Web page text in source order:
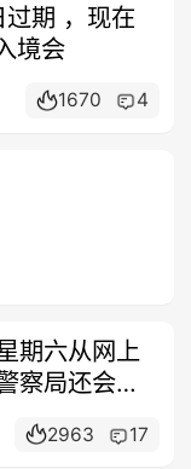
期 ，现在
境会
1670 4
期六从网上
察局还会有
2963 17